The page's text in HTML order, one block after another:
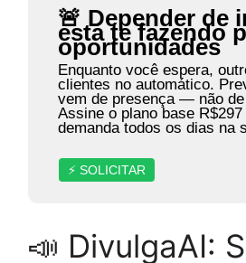
🚨 Depender de
está te fazendo
oportunidades
Enquanto você espera,
clientes no automático.
vem de presença — não
Assine o plano base R$297
demanda todos os dias na
⚡ SOLICITAR
📣 DivulgaAI: